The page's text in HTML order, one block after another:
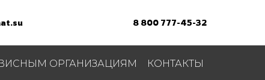
8 800 777-45-32
ОРГАНИЗАЦИЯМ КОНТАКТЫ